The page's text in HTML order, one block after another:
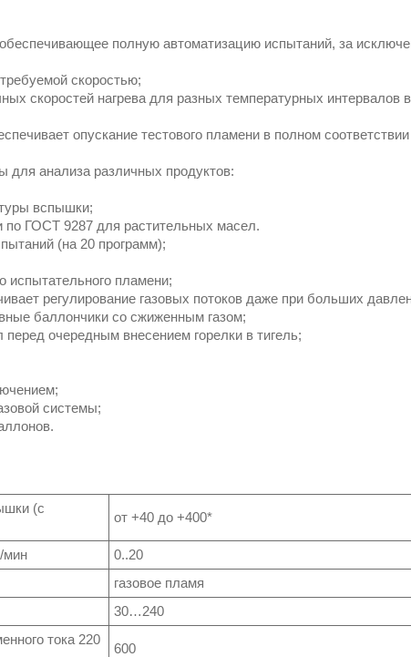
полную автоматизацию испытаний, за
скоростью;
скоростей нагрева для разных температурных интервалов в
опускание тестового пламени в полном
для анализа различных продуктов:
вспышки;
ГОСТ 9287 для растительных масел.
(на 20 программ);
испытательного пламени;
регулирование газовых потоков даже при больших
баллончики со сжиженным газом;
очередным внесением горелки в тигель;
системы;
(с
от +40 до +400*
мин
0..20
газовое пламя
30…240
тока 220
600